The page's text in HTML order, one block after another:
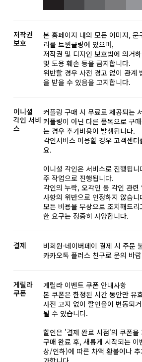
저작권
보호
본 홈페이지 내의 모든 이미지, 문
리를 트윈클링에 있으며,
저작권 및 디자인 보호법에 의거
및 도용 훼손 등을 금지합니다.
위반할 경우 사전 경고 없이 관계
을 받을 수 있음을 고지합니다.
이니셜
각인 서비
스
커플링 구매 시 무료로 제공되는
커플링이 아닌 다른 품목으로 구
는 경우 추가비용이 발생됩니다.
각인서비스 이용할 경우 고객센
요.
이니셜 각인은 서비스로 진행됩
주 작업으로 진행됩니다.
각인의 누락, 오각인 등 각인 관
사항의 위반으로 인정하지 않습니
모든 비용을 무상으로 조치해드
한 요구는 정중히 사양합니다.
결제
비회원-네이버페이 결제 시 주문
카카오톡 플러스 친구로 문의 바
게릴라
쿠폰
게릴라 이벤트 쿠폰 안내사항
본 쿠폰은 한정된 시간 동안만 유
사전 고지 없이 할인율이 변동되
될 수 있습니다.
할인은 '결제 완료 시점'의 쿠폰을
구매 완료 후, 새롭게 시작되는 이
상/인하)에 따른 차액 환불이나